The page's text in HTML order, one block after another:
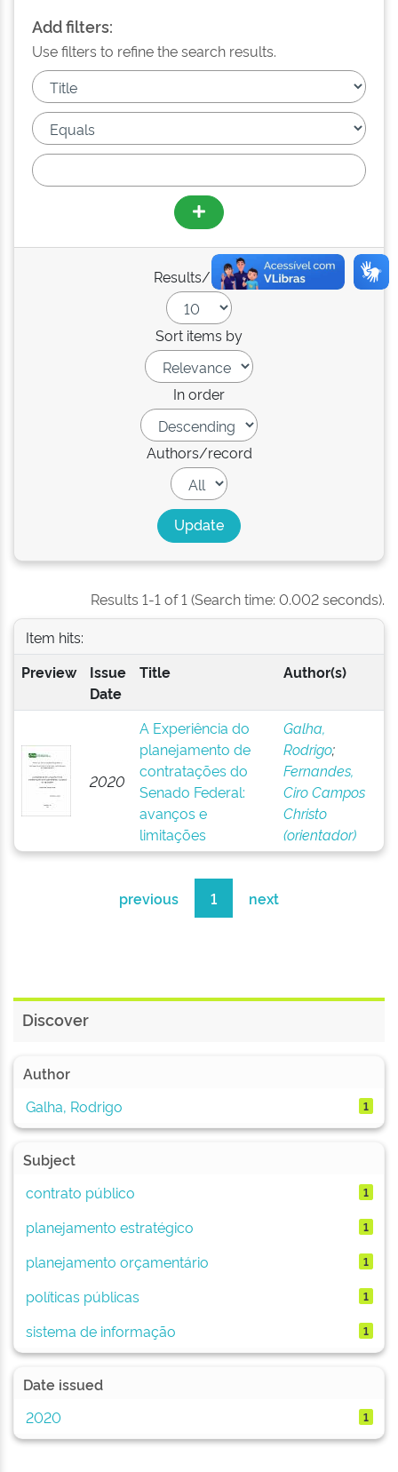
Add filters:
Use filters to refine the search results.
Results/Page
Sort items by
In order
Authors/record
Results 1-1 of 1 (Search time: 0.002 seconds).
Item hits:
Preview
Issue
Date
Title Author(s)
2020
A Experiência do
planejamento de
contratações do
Senado Federal:
avanços e
limitações
Galha,
Rodrigo;
Fernandes,
Ciro Campos
Christo
(orientador)
previous 1 next
Discover
Author
Galha, Rodrigo
1
Subject
contrato público
1
planejamento estratégico 1
planejamento orçamentário 1
políticas públicas 1
sistema de informação 1
Date issued
2020
1